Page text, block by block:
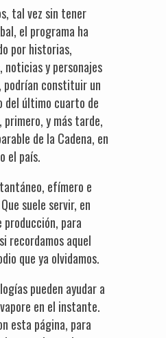
tal vez sin tener
el programa ha
por historias,
y personajes
podrían constituir un
del último cuarto de
primero, y más tarde,
de la Cadena, en
el país.
efímero e
suele servir, en
producción, para
recordamos aquel
que ya olvidamos.
pueden ayudar a
en el instante.
esta página, para